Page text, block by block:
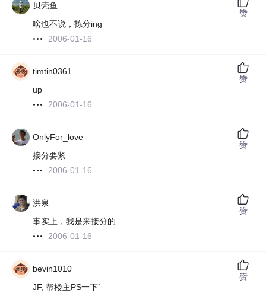
贝壳鱼
啥也不说，拣分ing
2006-01-16
赞
timtin0361
up
2006-01-16
赞
OnlyFor_love
接分要紧
2006-01-16
赞
洪泉
事实上，我是来接分的
2006-01-16
赞
bevin1010
JF, 帮楼主PS一下`
赞